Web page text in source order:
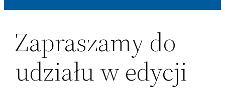
Zapraszamy do
udziału w edycji